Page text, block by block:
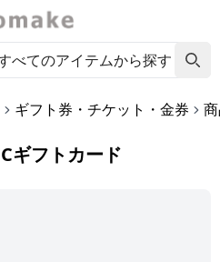
ギフト券・チケット・金券
ギフトカード